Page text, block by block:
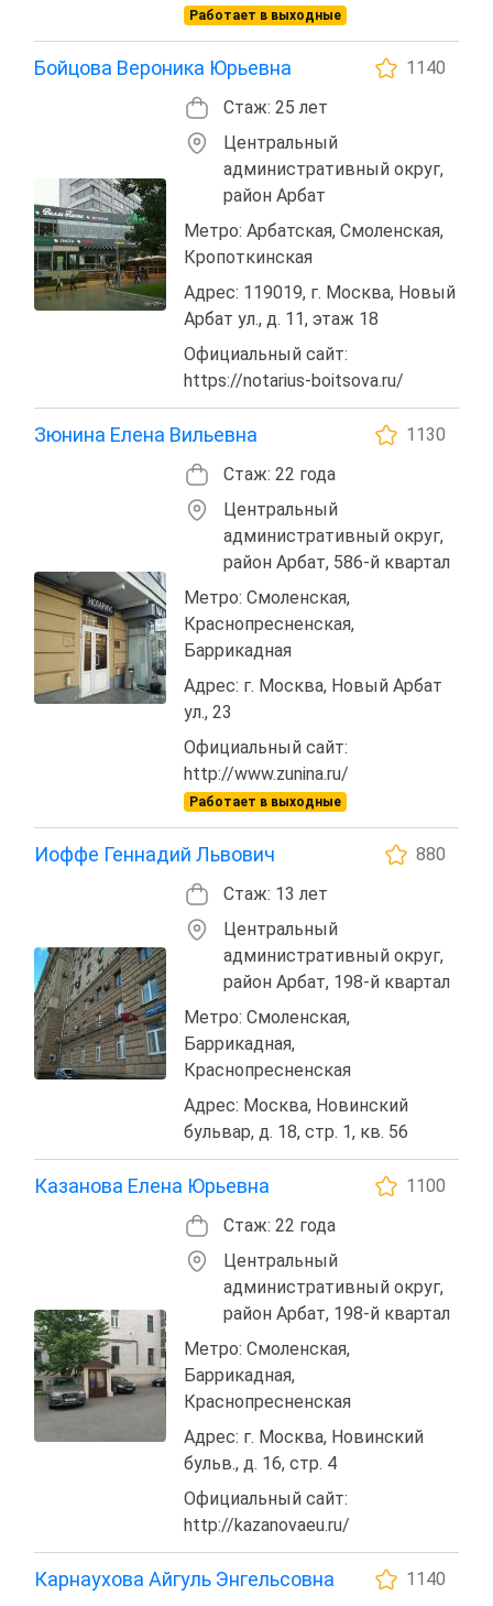
Работает в выходные
Бойцова Вероника Юрьевна
1140
Стаж: 25 лет
Центральный
административный округ,
район Арбат
Метро: Арбатская, Смоленская,
Кропоткинская
Адрес: 119019, г. Москва, Новый
Арбат ул., д. 11, этаж 18
Официальный сайт:
https://notarius-boitsova.ru/
Зюнина Елена Вильевна
1130
Стаж: 22 года
Центральный
административный округ,
район Арбат, 586-й квартал
Метро: Смоленская,
Краснопресненская,
Баррикадная
Адрес: г. Москва, Новый Арбат
ул., 23
Официальный сайт:
http://www.zunina.ru/
Работает в выходные
Иоффе Геннадий Львович
880
Стаж: 13 лет
Центральный
административный округ,
район Арбат, 198-й квартал
Метро: Смоленская,
Баррикадная,
Краснопресненская
Адрес: Москва, Новинский
бульвар, д. 18, стр. 1, кв. 56
Казанова Елена Юрьевна
1100
Стаж: 22 года
Центральный
административный округ,
район Арбат, 198-й квартал
Метро: Смоленская,
Баррикадная,
Краснопресненская
Адрес: г. Москва, Новинский
бульв., д. 16, стр. 4
Официальный сайт:
http://kazanovaeu.ru/
Карнаухова Айгуль Энгельсовна 1140